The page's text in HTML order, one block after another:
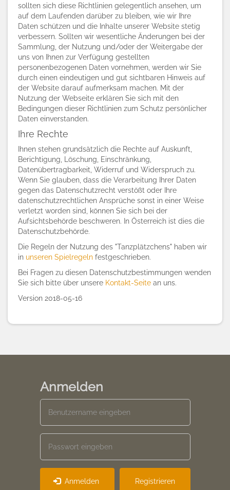
sollten sich diese Richtlinien gelegentlich ansehen, um
auf dem Laufenden darüber zu bleiben, wie wir Ihre
Daten schützen und die Inhalte unserer Website stetig
verbessern. Sollten wir wesentliche Änderungen bei der
Sammlung, der Nutzung und/oder der Weitergabe der
uns von Ihnen zur Verfügung gestellten
personenbezogenen Daten vornehmen, werden wir Sie
durch einen eindeutigen und gut sichtbaren Hinweis auf
der Website darauf aufmerksam machen. Mit der
Nutzung der Webseite erklären Sie sich mit den
Bedingungen dieser Richtlinien zum Schutz persönlicher
Daten einverstanden.
Ihre Rechte
Ihnen stehen grundsätzlich die Rechte auf Auskunft,
Berichtigung, Löschung, Einschränkung,
Datenübertragbarkeit, Widerruf und Widerspruch zu.
Wenn Sie glauben, dass die Verarbeitung Ihrer Daten
gegen das Datenschutzrecht verstößt oder Ihre
datenschutzrechtlichen Ansprüche sonst in einer Weise
verletzt worden sind, können Sie sich bei der
Aufsichtsbehörde beschweren. In Österreich ist dies die
Datenschutzbehörde.
Die Regeln der Nutzung des "Tanzplätzchens" haben wir
in unseren Spielregeln festgeschrieben.
Bei Fragen zu diesen Datenschutzbestimmungen wenden
Sie sich bitte über unsere Kontakt-Seite an uns.
Version 2018-05-16
Anmelden
Anmelden Registrieren